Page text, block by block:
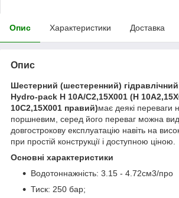
Опис Характеристики Доставка
Опис
Шестерний (шестеренний) гідравлічний
Hydro-pack H 10A/C2,15X001 (H
10C2,15X001 правий)має деякі переваги
поршневим, серед його переваг можна
довгострокову експлуатацію навіть на
при простій конструкції і доступною ціною.
Основні характеристики
Водотоннажність: 3.15 - 4.72см3/про
Тиск: 250 бар;